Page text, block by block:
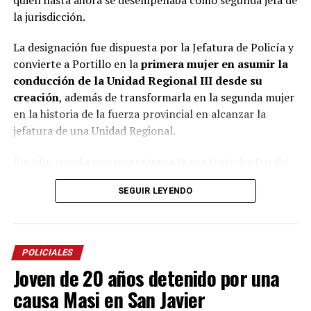
morir.
La mujer llegó a esta instancia en libertad y bajo la
representación del defensor oficialMiguel Ángel Varela
aunque dependiendo de la acusación final que eventualmente
reciba hasta podría ser condenada a prisión perpetua. Eso lo
decidirá, a su debido tiempo, el tribunal presidido por el
magistradoGustavo Berniee integrado por sus pares
la jurisdicción.
La designación fue dispuesta por la Jefatura de Policía y
convierte a Portillo en laprimera mujer en asumir la
conducción de la Unidad Regional III desde su
creación, además de transformarla en la segunda mujer
en la historia de la fuerza provincial en alcanzar la
jefatura de una Unidad Regional.
escalafón Seguridad y desarrolló buena parte de su
carrera en el norte de la provincia, donde ocupó
La nueva jefa inició su carrera en la comisaría Primera
de Puerto Iguazú y posteriormente integró durante casi
once años el área de Operaciones de Eldorado, donde
estuvo al frente de la planificación operativa.
SEGUIR LEYENDO
POLICIALES
Joven de 20 años detenido por una
causa Masi en San Javier